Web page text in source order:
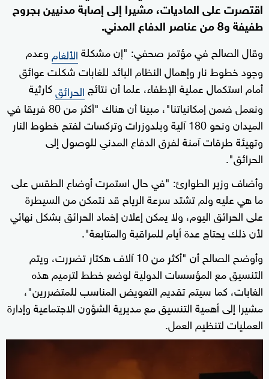
اقتصرت على الماديات، مشيرا إلى إصابة مدنيين بجروح
طفيفة و8 من عناصر الدفاع المدني.
وقال الصالح في مؤتمر صحفي: "إن مشكلةالألغام وعدم
وجود خطوط نار وإهمال النظام البائد للغابات شكلت عوائق
أمام استكمال عملية الإطفاء، علما أن نتائج الحرائقكارثية
ونعمل ضمن إمكانياتنا"، مبينا أن هناك "أكثر من 80 فريقا في
الميدان ونحو 180 آلية وبلدوزرات وتركسات لفتح خطوط النار
وتهيئة طرقات آمنة لفرق الدفاع المدني للوصول إلى
الحرائق".
وأضاف وزير الطوارئ: "في حال استمرت أوضاع الطقس على
ما هي عليه ولم تشتد سرعة الرياح قد نتمكن من السيطرة
على الحرائق اليوم، ولا يمكن إعلان إخماد الحرائق بشكل نهائي
لأن ذلك يحتاج عدة أيام للمراقبة والمتابعة".
وأوضح الصالح أن "أكثر من 10 آلاف هكتار تضررت، ويتم
التنسيق مع المؤسسات الدولية لوضع خطط لترميم هذه
الغابات، كما سيتم تقديم التعويض المناسب للمتضررين"،
مشيرا إلى أهمية التنسيق مع مديرية الشؤون الاجتماعية وإدارة
العمليات لتنظيم العمل.